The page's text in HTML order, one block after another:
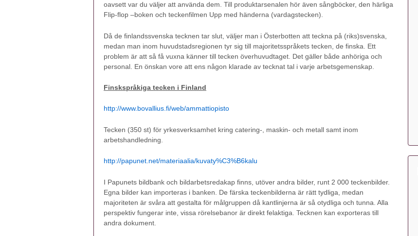
oavsett var du väljer att använda dem. Till produktarsenalen hör även sångböcker, den härliga
Flip-flop –boken och teckenfilmen Upp med händerna (vardagstecken).
Då de finlandssvenska tecknen tar slut, väljer man i Österbotten att teckna på (riks)svenska,
medan man inom huvudstadsregionen tyr sig till majoritetsspråkets tecken, de finska. Ett
problem är att så få vuxna känner till tecken överhuvudtaget. Det gäller både anhöriga och
personal. En önskan vore att ens någon klarade av tecknat tal i varje arbetsgemenskap.
Finskspråkiga tecken i Finland
http://www.bovallius.fi/web/ammattiopisto
Tecken (350 st) för yrkesverksamhet kring catering-, maskin- och metall samt inom
arbetshandledning.
http://papunet.net/materiaalia/kuvaty%C3%B6kalu
I Papunets bildbank och bildarbetsredakap finns, utöver andra bilder, runt 2 000 teckenbilder.
Egna bilder kan importeras i banken. De färska teckenbilderna är rätt tydliga, medan
majoriteten är svåra att gestalta för målgruppen då kantlinjerna är så otydliga och tunna. Alla
perspektiv fungerar inte, vissa rörelsebanor är direkt felaktiga. Tecknen kan exporteras till
andra dokument.